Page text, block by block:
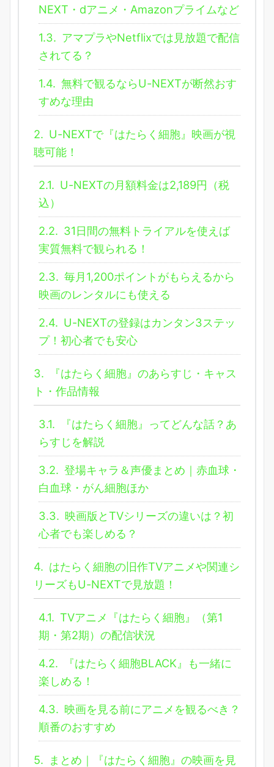
NEXT・dアニメ・Amazonプライムなど
1.3. アマプラやNetflixでは見放題で配信
されてる？
1.4. 無料で観るならU-NEXTが断然おす
すめな理由
2. U-NEXTで『はたらく細胞』映画が視
聴可能！
2.1. U-NEXTの月額料金は2,189円（税
込）
2.2. 31日間の無料トライアルを使えば
実質無料で観られる！
2.3. 毎月1,200ポイントがもらえるから
映画のレンタルにも使える
2.4. U-NEXTの登録はカンタン3ステッ
プ！初心者でも安心
3.
『はたらく細胞』のあらすじ・キャス
ト・作品情報
3.1.
『はたらく細胞』ってどんな話？あ
らすじを解説
3.2. 登場キャラ＆声優まとめ｜赤血球・
白血球・がん細胞ほか
3.3. 映画版とTVシリーズの違いは？初
心者でも楽しめる？
4. はたらく細胞の旧作TVアニメや関連シ
リーズもU-NEXTで見放題！
4.1. TVアニメ『はたらく細胞』（第1
期・第2期）の配信状況
4.2.
『はたらく細胞BLACK』も一緒に
楽しめる！
4.3. 映画を見る前にアニメを観るべき？
順番のおすすめ
5.
まとめ｜『はたらく細胞』の映画を見